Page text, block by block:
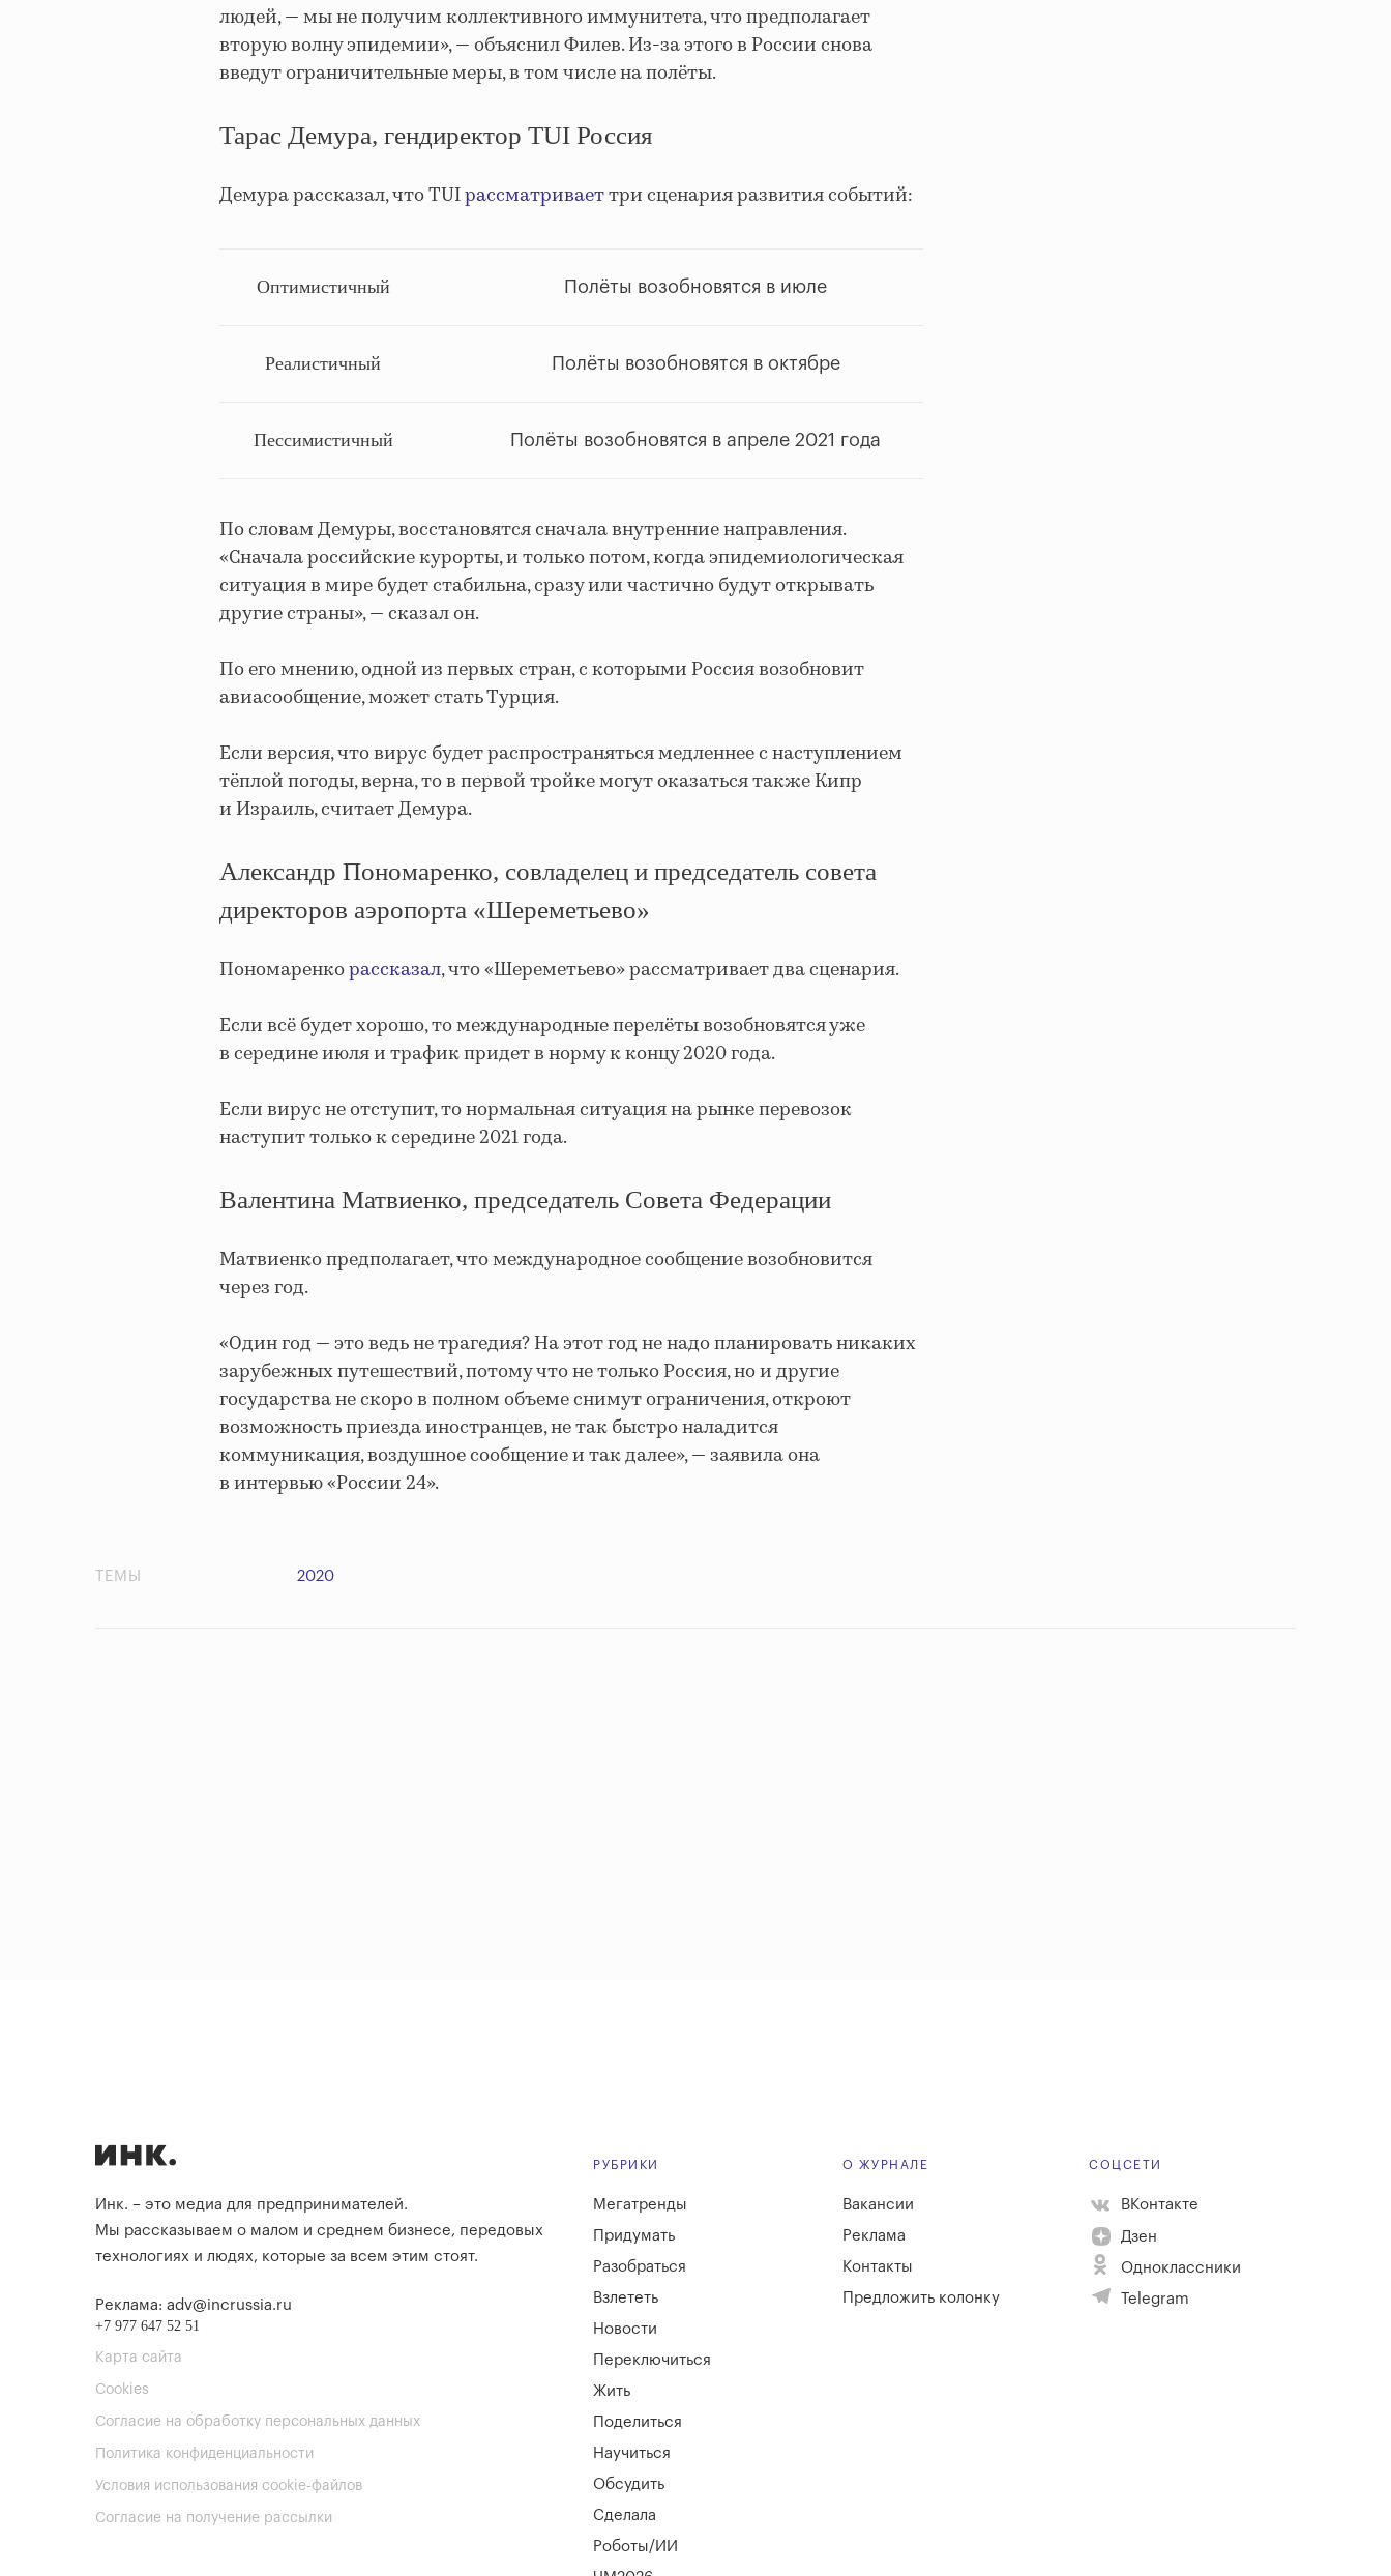
людей, — мы не получим коллективного иммунитета, что предполагает
вторую волну эпидемии», — объяснил Филев. Из-за этого в России снова
введут ограничительные меры, в том числе на полёты.
Тарас Демура, гендиректор TUI Россия
Демура рассказал, что TUIрассматриваеттри сценарияразвития событий:
Оптимистичный Полёты возобновятся в июле
Реалистичный Полёты возобновятся в октябре
Пессимистичный Полёты возобновятся в апреле 2021 года
По словам Демуры, восстановятся сначала внутренние направления.
«Сначала российские курорты, и только потом, когда эпидемиологическая
ситуация в мире будет стабильна, сразу или частично будут открывать
другие страны», — сказал он.
По его мнению, одной из первых стран, с которыми Россия возобновит
авиасообщение, может стать Турция.
Если версия, что вирус будет распространяться медленнее с наступлением
тёплой погоды, верна, то в первой тройке могут оказаться также Кипр
и Израиль, считает Демура.
Александр Пономаренко, совладелец и председатель совета
директоров аэропорта «Шереметьево»
Пономаренкорассказал, что «Шереметьево» рассматривает два сценария.
Если всё будет хорошо, то международные перелёты возобновятся уже
в середине июля и трафик придет в норму к концу 2020 года.
Если вирус не отступит, то нормальная ситуация на рынке перевозок
наступит только к середине 2021 года.
Валентина Матвиенко, председатель Совета Федерации
Матвиенко предполагает, что международное сообщение возобновится
через год.
«Один год — это ведь не трагедия? На этот год не надо планировать никаких
зарубежных путешествий, потому что не только Россия, но и другие
государства не скоро в полном объеме снимут ограничения, откроют
возможность приезда иностранцев, не так быстро наладится
коммуникация, воздушное сообщение и так далее», — заявила она
в интервью «России 24».
ТЕМЫ 2020
Инк. – это медиа для предпринимателей.
Мы рассказываем о малом и среднем бизнесе, передовых
технологиях и людях, которые за всем этим стоят.
Реклама: adv@incrussia.ru
+7 977 647 52 51
Карта сайта
Cookies
Согласие на обработку персональных данных
Политика конфиденциальности
Условия использования cookie-файлов
Согласие на получение рассылки
РУБРИКИ
Мегатренды
Придумать
Разобраться
Взлететь
Новости
Переключиться
Жить
Поделиться
Научиться
Обсудить
Сделала
Роботы/ИИ
О ЖУРНАЛЕ
Вакансии
Реклама
Контакты
Предложить колонку
СОЦСЕТИ
ВКонтакте
Дзен
Одноклассники
Telegram